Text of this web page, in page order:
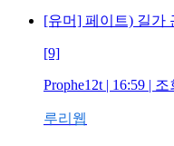
[유머] 페이트) 길가
[9]
Prophe12t | 16:59 | 조
루리웹